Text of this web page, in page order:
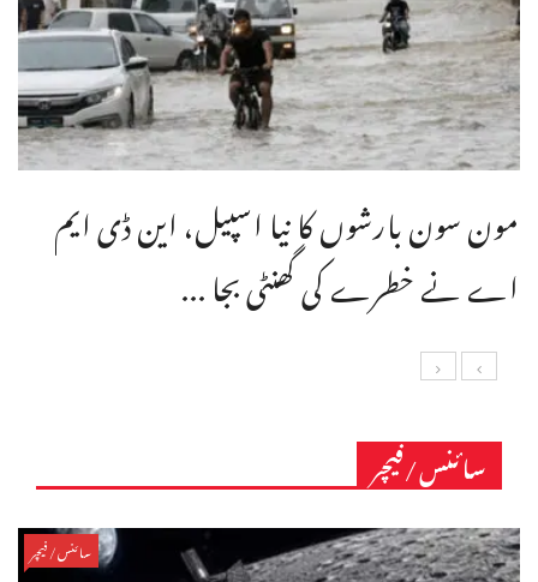
مون سون بارشوں کا نیا اسپیل، این ڈی ایم
اے نے خطرے کی گھنٹی بجا ...
سائنس/فیچر
سائنس/فیچر